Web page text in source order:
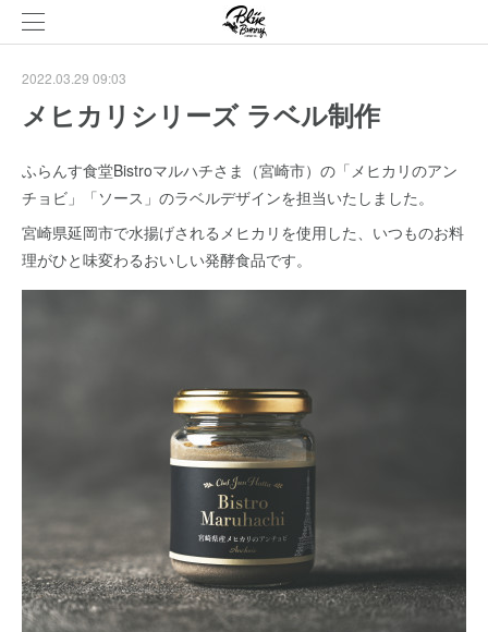
2022.03.29 09:03
メヒカリシリーズ ラベル制作
ふらんす食堂Bistroマルハチさま（宮崎市）の「メヒカリのアン
チョビ」「ソース」のラベルデザインを担当いたしました。
宮崎県延岡市で水揚げされるメヒカリを使用した、いつものお料
理がひと味変わるおいしい発酵食品です。